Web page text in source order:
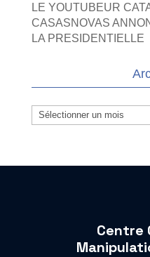
LE YOUTUBEUR
CASASNOVAS
LA PRESIDENTIELLE
Archives
Centre